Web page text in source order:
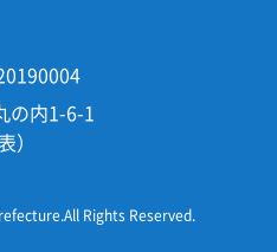
の内1-6-1
Rights Reserved.